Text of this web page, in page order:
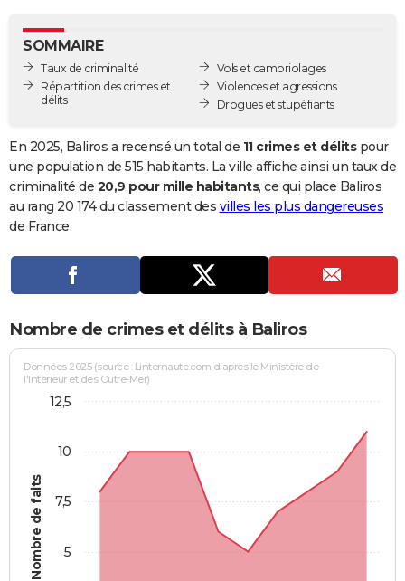
GUIDES D'ACHAT
BONS PLANS
Carte de Noël
Carte Bonne année
Carte Saint-Valentin
Carte Pâques
Carte d'anniversaire
DICTIONNAIRE
Dictionnaire
Biographies
Citations
Expressions
Proverbes
PROGRAMME TV
Se connecter
Entreprises
Service militaire
Avis de recherche
AVIS DE DÉCÈS
Bricolage
Lifestyle
Culture
Sport
Auto
Television
Voyage
Cinema
SOMMAIRE
Taux de criminalité
Répartition des crimes et
délits
Vols et cambriolages
Violences et agressions
Drogues et stupéfiants
En 2025, Baliros a recensé un total de 11 crimes et délitspour
une population de 515 habitants. La ville affiche ainsi un taux de
criminalité de 20,9 pour mille habitants, ce qui place Baliros
au rang 20 174 du classement des villes les plus dangereuses
de France.
Nombre de crimes et délits à Baliros
Nombre de faits
Données 2025 (source : Linternaute.com d'après le Ministère de
l'Intérieur et des Outre-Mer)
5
7,5
10
12,5